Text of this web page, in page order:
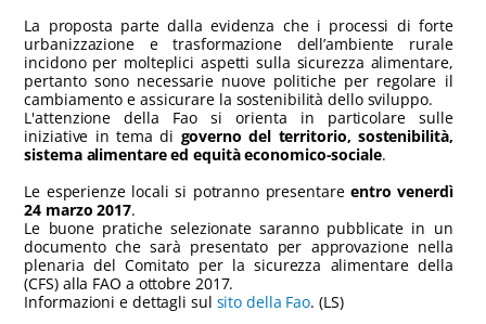
La proposta parte dalla evidenza che i processi di forte
urbanizzazione e trasformazione dell’ambiente rurale
incidono per molteplici aspetti sulla sicurezza alimentare,
pertanto sono necessarie nuove politiche per regolare il
cambiamento e assicurare la sostenibilità dello sviluppo.
L'attenzione della Fao si orienta in particolare sulle
iniziative in tema di governo del territorio, sostenibilità,
sistema alimentare ed equità economico-sociale.
Le esperienze locali si potranno presentareentro venerdì
24 marzo 2017.
Le buone pratiche selezionate saranno pubblicate in un
documento che sarà presentato per approvazione nella
plenaria del Comitato per la sicurezza alimentare della
(CFS) alla FAO a ottobre 2017.
Informazioni e dettagli sul sito della Fao. (LS)